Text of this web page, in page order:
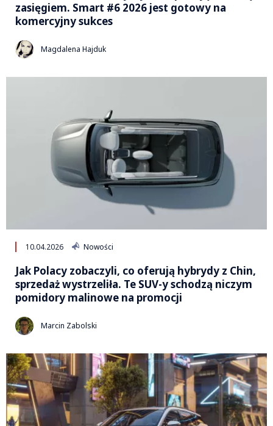
zasięgiem. Smart #6 2026 jest gotowy na
komercyjny sukces
Magdalena Hajduk
10.04.2026 Nowości
Jak Polacy zobaczyli, co oferują hybrydy z Chin,
sprzedaż wystrzeliła. Te SUV-y schodzą niczym
pomidory malinowe na promocji
Marcin Zabolski